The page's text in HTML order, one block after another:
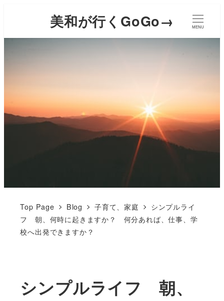
美和が行くGoGo→ MENU
Top Page Blog 子育て、家庭
シンプルライ
フ 朝、何時に起きますか？ 何分あれば、仕事、学
校へ出発できますか？
シンプルライフ 朝、